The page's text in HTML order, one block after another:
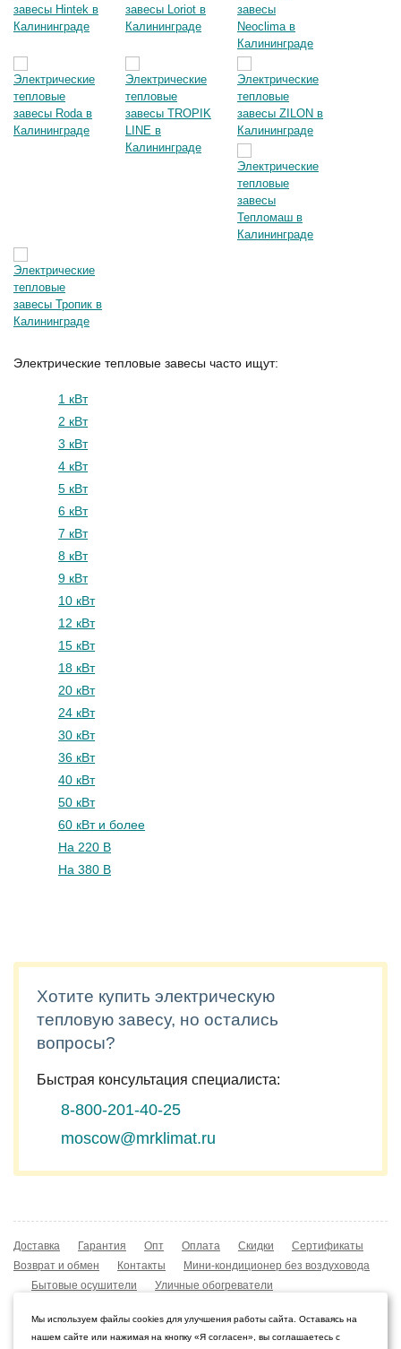
Электрические тепловые завесы часто ищут:
1 кВт
2 кВт
3 кВт
4 кВт
5 кВт
6 кВт
7 кВт
8 кВт
9 кВт
10 кВт
12 кВт
15 кВт
18 кВт
20 кВт
24 кВт
30 кВт
36 кВт
40 кВт
50 кВт
60 кВт и более
На 220 В
На 380 В
Хотите купить электрическую
тепловую завесу, но остались
вопросы?
Быстрая консультация специалиста:
8-800-201-40-25
moscow@mrklimat.ru
Доставка Гарантия Опт Оплата Скидки
Сертификаты
Возврат и обмен
Контакты
Мини-кондиционер без воздуховода
Бытовые осушители
Уличные обогреватели
Охладители воздуха
Конвекторы NOBO
Мы используем файлы cookies для улучшения работы сайта. Оставаясь на
нашем сайте или нажимая на кнопку «Я согласен», вы соглашаетесь с